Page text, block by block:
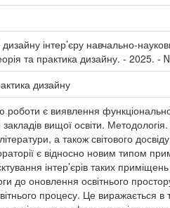
дизайну інтер’єру навчально-
та практика дизайну. - 2025.
дизайну
є виявлення
вищої освіти.
а також світового
є відносно новим типом
інтер’єрів таких
до оновлення освітнього
процесу. Це виражається в